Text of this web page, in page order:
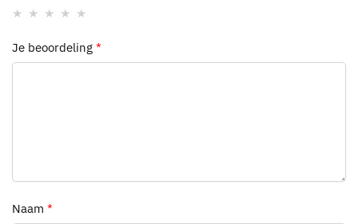
Je beoordeling *
Naam *